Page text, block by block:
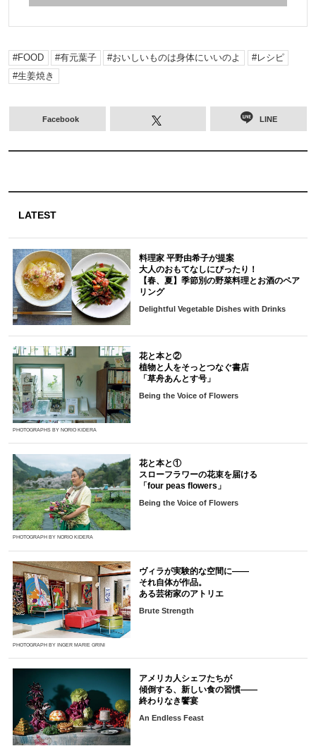
FOOD 有元葉子 おいしいものは身体にいいのよ
レシピ
生姜焼き
Facebook LINE
LATEST
料理家 平野由希子が提案
大人のおもてなしにぴったり！
【春、夏】季節別の野菜料理とお酒のペア
リング
Delightful Vegetable Dishes with Drinks
PHOTOGRAPHS BY NORIO KIDERA
花と本と②
植物と人をそっとつなぐ書店
「草舟あんとす号」
Being the Voice of Flowers
PHOTOGRAPH BY NORIO KIDERA
花と本と①
スローフラワーの花束を届ける
「four peas flowers」
Being the Voice of Flowers
PHOTOGRAPH BY INGER MARIE GRINI
ヴィラが実験的な空間に――
それ自体が作品。
ある芸術家のアトリエ
Brute Strength
アメリカ人シェフたちが
傾倒する、新しい食の習慣――
終わりなき饗宴
An Endless Feast